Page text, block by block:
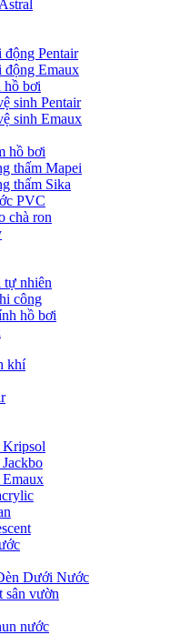
Pentair
động Emaux
hồ bơi
sinh Pentair
sinh Emaux
hồ bơi
thấm Mapei
thấm Sika
PVC
chà ron
nhiên
công
hồ bơi
khí
Dưới Nước
sân vườn
nước